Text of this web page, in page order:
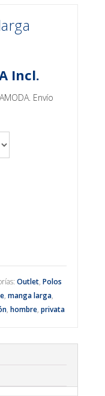
Incl.
Envío
Outlet, Polos
, manga larga,
, hombre, privata